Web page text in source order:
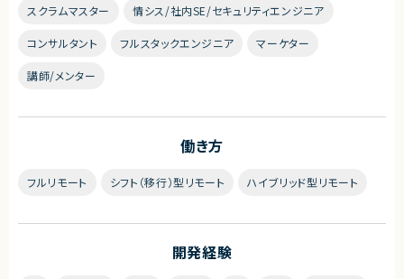
スクラムマスター 情シス/社内SE/セキュリティエンジニア
コンサルタント フルスタックエンジニア マーケター
講師/メンター
働き方
フルリモート シフト（移行）型リモート ハイブリッド型リモート
開発経験